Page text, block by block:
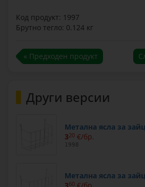
Код продукт: 1997
Брутно тегло: 0.124 кг
« Предходен продукт
Други версии
Метална ясла за
320 €/бр.
1998
Метална ясла за
360 €/бр.